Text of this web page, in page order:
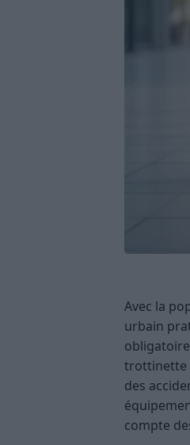
Avec la
urbain
trottinette
des
compte